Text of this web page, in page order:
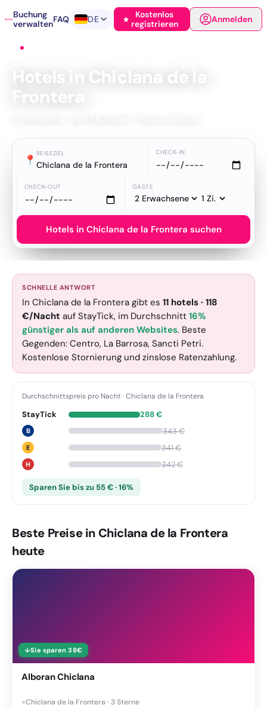
Buchung
verwaltenFAQ DE
Kostenlos
registrieren
Anmelden
Hotels in Chiclana de la
Frontera
📍 REISEZIEL
Chiclana de la Frontera
CHECK-IN
CHECK-OUT GÄSTE
Hotels in Chiclana de la Frontera suchen
SCHNELLE ANTWORT
In Chiclana de la Frontera gibt es 11 hotels · 118
€/Nacht auf StayTick, im Durchschnitt 16%
günstiger als auf anderen Websites. Beste
Gegenden: Centro, La Barrosa, Sancti Petri.
Kostenlose Stornierung und zinslose Ratenzahlung.
Durchschnittspreis pro Nacht·Chiclana de la Frontera
StayTick 288€
B 343€
E 341€
H 342€
Sparen Sie bis zu 55 € · 16%
Beste Preise in Chiclana de la Frontera
heute
↓Sie sparen 38€
Alboran Chiclana
●Chiclana de la Frontera · 3 Sterne